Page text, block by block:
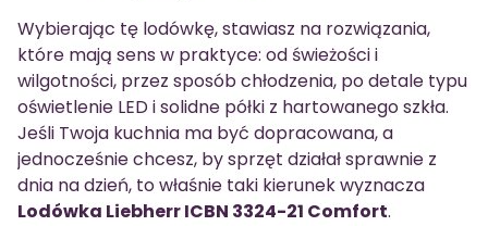
Wybierając tę lodówkę, stawiasz na rozwiązania,
które mają sens w praktyce: od świeżości i
wilgotności, przez sposób chłodzenia, po detale typu
oświetlenie LED i solidne półki z hartowanego szkła.
Jeśli Twoja kuchnia ma być dopracowana, a
jednocześnie chcesz, by sprzęt działał sprawnie z
dnia na dzień, to właśnie taki kierunek wyznacza
Lodówka Liebherr ICBN 3324-21 Comfort.